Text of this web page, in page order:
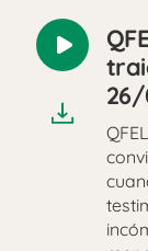
audio